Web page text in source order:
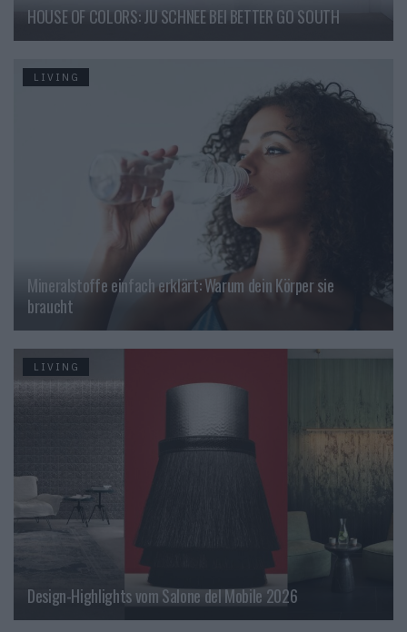
HOUSE OF COLORS: JU SCHNEE BEI BETTER GO SOUTH
LIVING
Mineralstoffe einfach erklärt: Warum dein Körper sie
braucht
LIVING
Design-Highlights vom Salone del Mobile 2026